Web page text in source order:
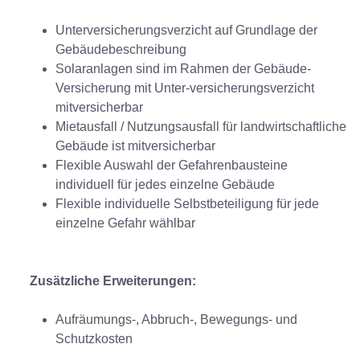
Unterversicherungsverzicht auf Grundlage der
Gebäudebeschreibung
Solaranlagen sind im Rahmen der Gebäude-
Versicherung mit Unter-versicherungsverzicht
mitversicherbar
Mietausfall / Nutzungsausfall für landwirtschaftliche
Gebäude ist mitversicherbar
Flexible Auswahl der Gefahrenbausteine
individuell für jedes einzelne Gebäude
Flexible individuelle Selbstbeteiligung für jede
einzelne Gefahr wählbar
Zusätzliche Erweiterungen:
Aufräumungs-, Abbruch-, Bewegungs- und
Schutzkosten